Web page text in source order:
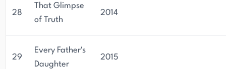
28
That Glimpse
of Truth
2014
29
Every Father's
Daughter
2015